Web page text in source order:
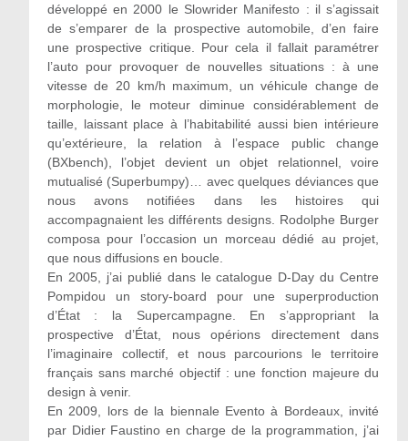
développé en 2000 le Slowrider Manifesto : il s’agissait
de s’emparer de la prospective automobile, d’en faire
une prospective critique. Pour cela il fallait paramétrer
l’auto pour provoquer de nouvelles situations : à une
vitesse de 20 km/h maximum, un véhicule change de
morphologie, le moteur diminue considérablement de
taille, laissant place à l’habitabilité aussi bien intérieure
qu’extérieure, la relation à l’espace public change
(BXbench), l’objet devient un objet relationnel, voire
mutualisé (Superbumpy)… avec quelques déviances que
nous avons notifiées dans les histoires qui
accompagnaient les différents designs. Rodolphe Burger
composa pour l’occasion un morceau dédié au projet,
que nous diffusions en boucle.
En 2005, j’ai publié dans le catalogue D-Day du Centre
Pompidou un story-board pour une superproduction
d’État : la Supercampagne. En s’appropriant la
prospective d’État, nous opérions directement dans
l’imaginaire collectif, et nous parcourions le territoire
français sans marché objectif : une fonction majeure du
design à venir.
En 2009, lors de la biennale Evento à Bordeaux, invité
par Didier Faustino en charge de la programmation, j’ai